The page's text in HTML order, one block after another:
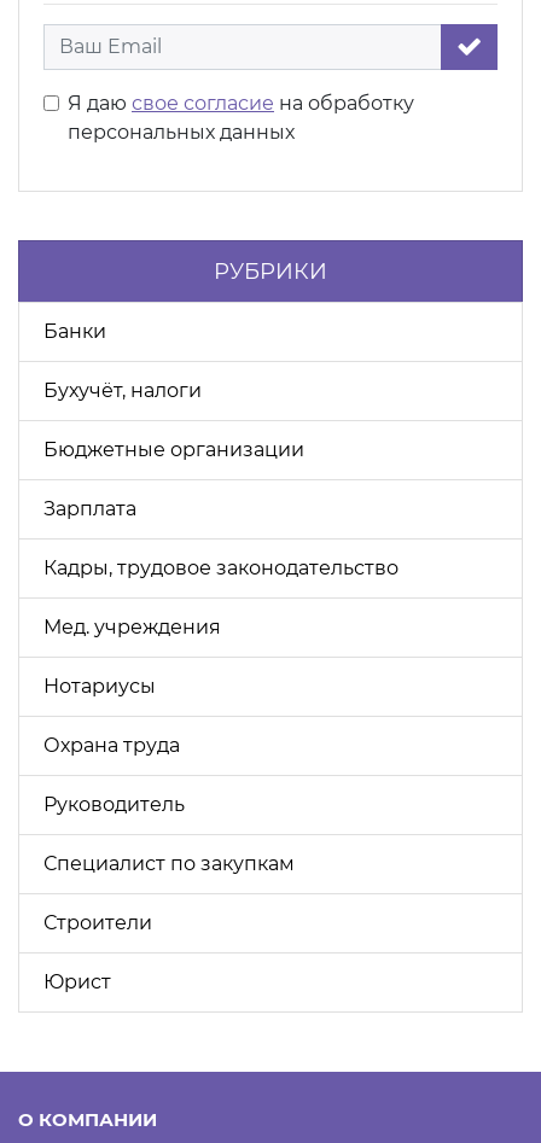
Я даю свое согласие на обработку
персональных данных
РУБРИКИ
Банки
Бухучёт, налоги
Бюджетные организации
Зарплата
Кадры, трудовое законодательство
Мед. учреждения
Нотариусы
Охрана труда
Руководитель
Специалист по закупкам
Строители
Юрист
О КОМПАНИИ